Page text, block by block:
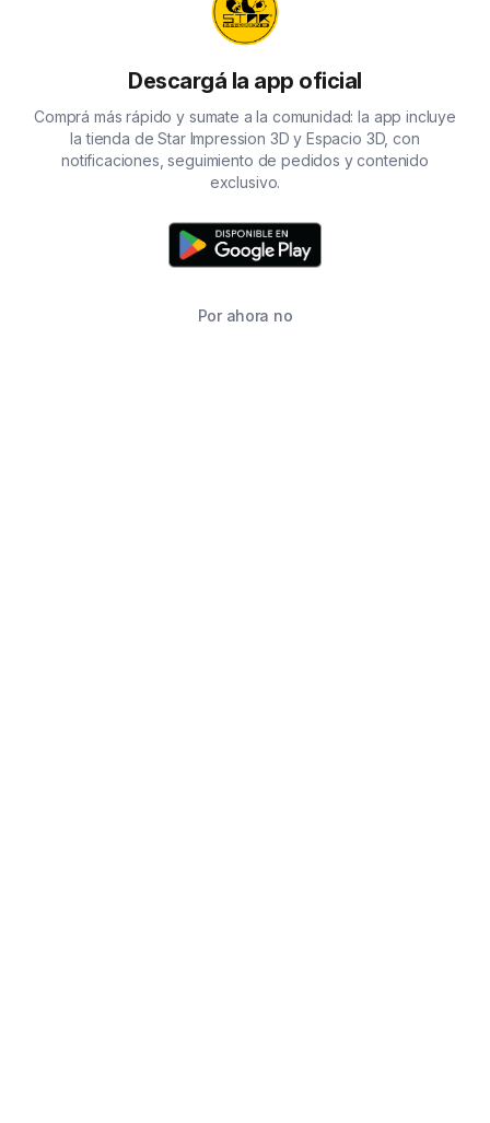
Descargá la app oficial
Comprá más rápido y sumate a la comunidad: la app incluye
la tienda de Star Impression 3D y Espacio 3D, con
notificaciones, seguimiento de pedidos y contenido
exclusivo.
Por ahora no